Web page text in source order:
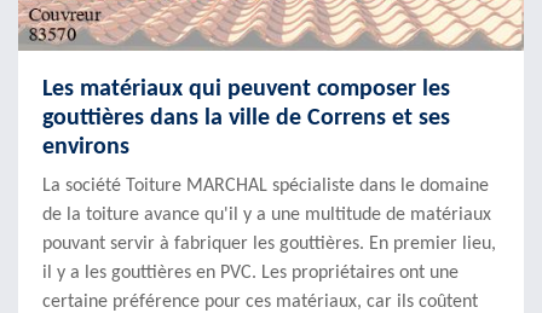
Les matériaux qui peuvent composer les
gouttières dans la ville de Correns et ses
environs
La société Toiture MARCHAL spécialiste dans le domaine
de la toiture avance qu'il y a une multitude de matériaux
pouvant servir à fabriquer les gouttières. En premier lieu,
il y a les gouttières en PVC. Les propriétaires ont une
certaine préférence pour ces matériaux, car ils coûtent